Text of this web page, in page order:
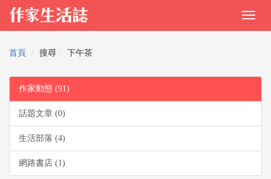
首頁 搜尋 下午茶
作家動態 (91)
話題文章 (0)
生活部落 (4)
網路書店 (1)